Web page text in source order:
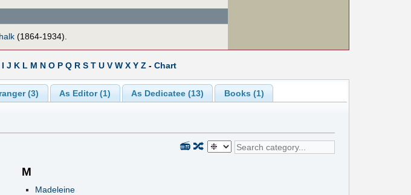
(1864-1934).
I J K L M N O P Q R S T U V W X Y Z - Chart
(3) As Editor (1) As Dedicatee (13) Books (1)
🔀
📻
M
Madeleine